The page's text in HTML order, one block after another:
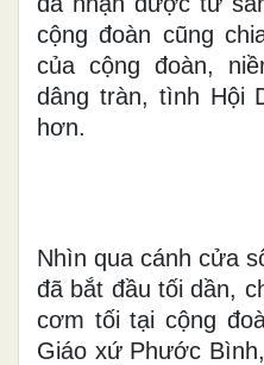
cộng đoàn cũng
của cộng đoàn,
dâng tràn, tình Hội
hơn.
Nhìn qua cánh cửa
đã bắt đầu tối dần,
cơm tối tại cộng
Giáo xứ Phước